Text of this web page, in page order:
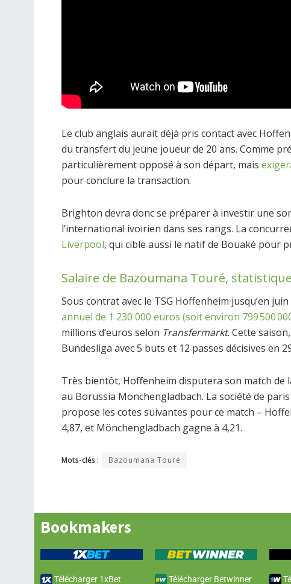
Le club anglais aurait déjà pris contact avec
du transfert du jeune joueur de 20 ans. Comme
particulièrement opposé à son départ, mais
pour conclure la transaction.
Brighton devra donc se préparer à investir une
l’international ivoirien dans ses rangs. La
Liverpool, qui cible aussi le natif de Bouaké pour
Salaire de Bazoumana Touré,
Sous contrat avec le TSG Hoffenheim jusqu’en
annuel de 1 230 000 euros (soit environ 799 500
millions d’euros selon Transfermarkt. Cette
Bundesliga avec 5 buts et 12 passes décisives en
Très bientôt, Hoffenheim disputera son match de
au Borussia Mönchengladbach. La société de
propose les cotes suivantes pour ce match –
4,87, et Mönchengladbach gagne à 4,21.
Mots-clés : Bazoumana Touré
Bookmakers
Télécharger 1xBet Télécharger Betwinner